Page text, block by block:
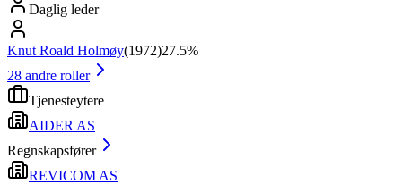
Daglig leder
Knut Roald Holmøy(1972)27.5%
28 andre roller
Tjenesteytere
AIDER AS
Regnskapsfører
REVICOM AS